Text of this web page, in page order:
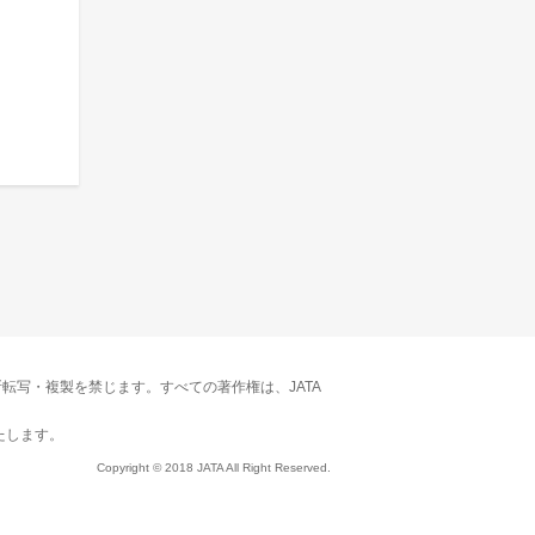
写・複製を禁じます。すべての著作権は、JATA
ます。
Copyright © 2018 JATA All Right Reserved.